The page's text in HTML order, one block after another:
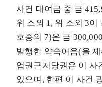
사건 대여금 중 금
위 소외 1, 위 소외 3
호증의 7)은 금
발행한 약속어음(을
업권근저당권은 이 사
있으며, 한편 이 사건